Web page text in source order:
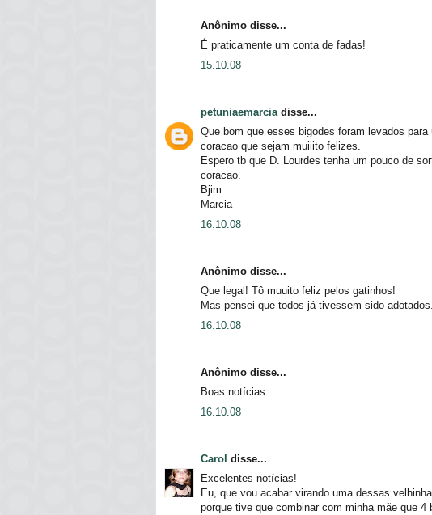
Anônimo disse...
É praticamente um conta de fadas!
15.10.08
petuniaemarcia disse...
Que bom que esses bigodes foram levados
coracao que sejam muiiito felizes.
Espero tb que D. Lourdes tenha um pouco de
coracao.
Bjim
Marcia
16.10.08
Anônimo disse...
Que legal! Tô muuito feliz pelos gatinhos!
Mas pensei que todos já tivessem sido
16.10.08
Anônimo disse...
Boas notícias.
16.10.08
Carol disse...
Excelentes notícias!
Eu, que vou acabar virando uma dessas
porque tive que combinar com minha mãe que